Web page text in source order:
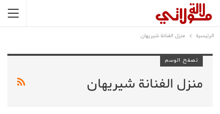
الرئيسية منزل الفنانة شيريهان
تصفح الوسم
منزل الفنانة شيريهان